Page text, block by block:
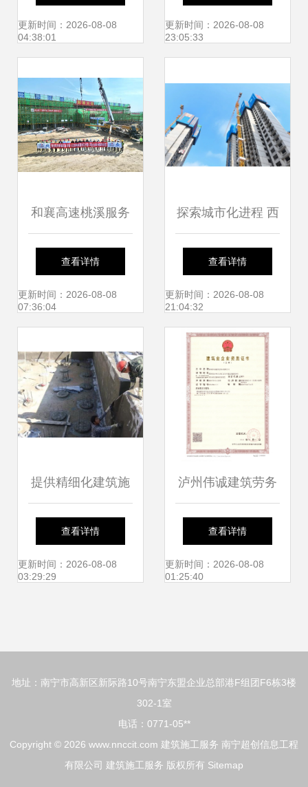
机的全面对比 生产
析与价值决策
更新时间：2026-08-08
04:38:01
硕士与建筑施工服
更新时间：2026-08-08
23:05:33
和襄高速桃溪服务
区房建工程主体结
构顺利封顶，中国
设工程再创佳绩
查看详情
更新时间：2026-08-08
07:36:04
探索城市化进程 西
安新区沣河新城沣
干片区棚户区改造
项目中的建筑施工
服务
查看详情
更新时间：2026-08-08
21:04:32
提供精细化建筑施
工服务，鑫建筑以
品质立身
查看详情
更新时间：2026-08-08
03:29:29
泸州伟诚建筑劳务
匠心筑梦，易施易
工的专业建筑施工
查看详情
更新时间：2026-08-08
01:25:40
地址：南宁市高新区新际路10号南宁东盟企业总部港F组团F6栋3楼
302-1室
电话：0771-05**
Copyright © 2026 www.nnccit.com 建筑施工服务 南宁超创信息工程
有限公司 建筑施工服务 版权所有 Sitemap